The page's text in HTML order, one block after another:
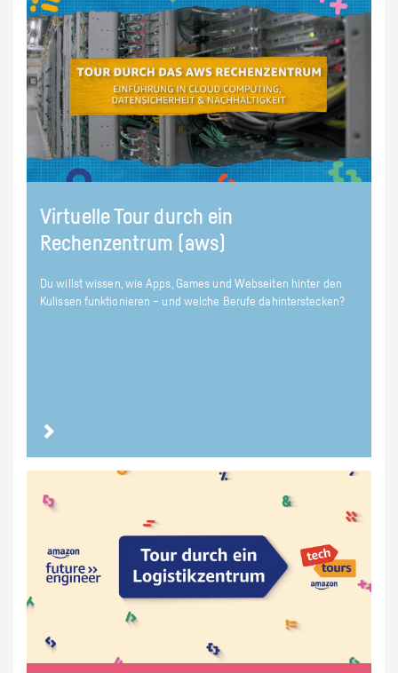
Virtuelle Tour durch ein
Rechenzentrum (aws)
Du willst wissen, wie Apps, Games und Webseiten hinter den
Kulissen funktionieren – und welche Berufe dahinterstecken?